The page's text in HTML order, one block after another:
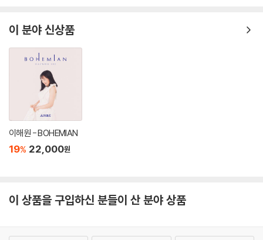
이 분야 신상품
이해원 - BOHEMIAN
19% 22,000원
이 상품을 구입하신 분들이 산 분야 상품